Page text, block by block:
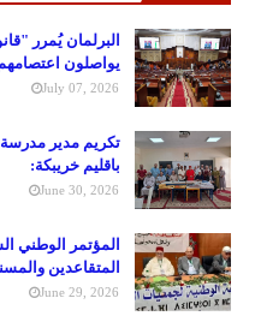
البرلمان يُمرر
يواصلون
July 07, 2026
تكريم مدير
باقليم خريبكة:
June 30, 2026
المؤتمر الوطني
المتقاعدين
June 29, 2026